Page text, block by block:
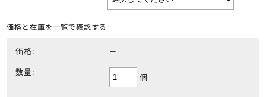
価格と在庫を一覧で確認する
価格: －
数量: 個